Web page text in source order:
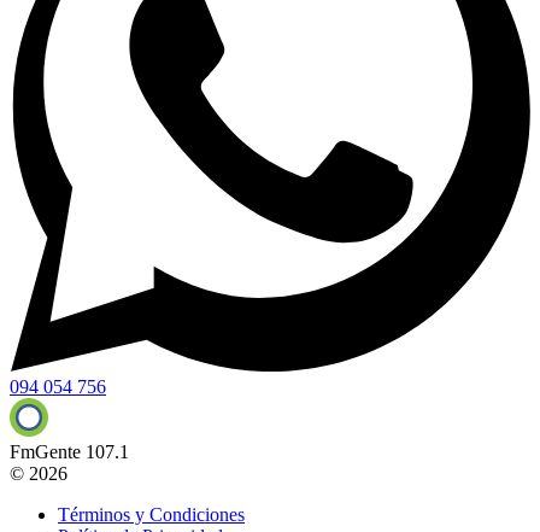
094 054 756
FmGente 107.1
© 2026
Términos y Condiciones